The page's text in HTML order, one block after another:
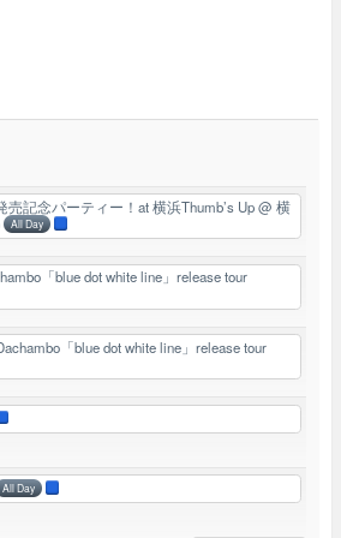
売記念パーティー！at 横浜Thumb’s Up@ 横
All Day
「blue dot white line」release tour
「blue dot white line」release tour
All Day